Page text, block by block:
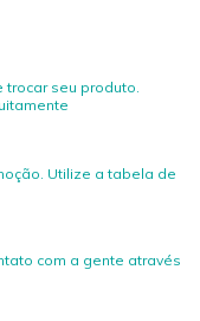
seu produto.
Utilize a tabela de
com a gente através